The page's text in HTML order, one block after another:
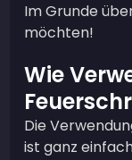
Im Grunde
möchten!
Wie
Die
ist ganz